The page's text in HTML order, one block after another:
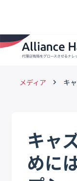
メディア keyboard_arrow_right
キ
キャ
めに